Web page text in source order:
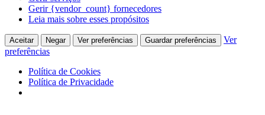
Gerir {vendor_count} fornecedores
Leia mais sobre esses propósitos
Aceitar Negar Ver preferências Guardar preferências
Ver
preferências
Política de Cookies
Política de Privacidade